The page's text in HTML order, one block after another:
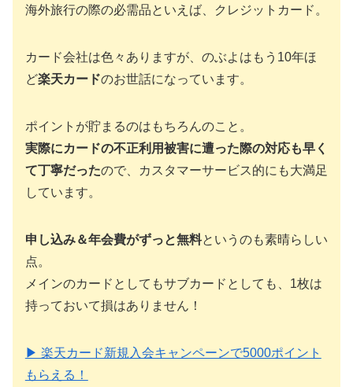
海外旅行の際の必需品といえば、クレジットカード。
カード会社は色々ありますが、のぶよはもう10年ほ
ど楽天カードのお世話になっています。
ポイントが貯まるのはもちろんのこと。
実際にカードの不正利用被害に遭った際の対応も早く
て丁寧だったので、カスタマーサービス的にも大満足
しています。
申し込み＆年会費がずっと無料というのも素晴らしい
点。
メインのカードとしてもサブカードとしても、1枚は
持っておいて損はありません！
▶ 楽天カード新規入会キャンペーンで5000ポイント
もらえる！